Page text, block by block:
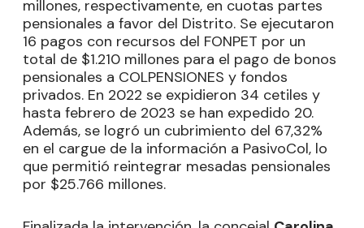
millones, respectivamente, en cuotas partes
pensionales a favor del Distrito. Se ejecutaron
16 pagos con recursos del FONPET por un
total de $1.210 millones para el pago de bonos
pensionales a COLPENSIONES y fondos
privados. En 2022 se expidieron 34 cetiles y
hasta febrero de 2023 se han expedido 20.
Además, se logró un cubrimiento del 67,32%
en el cargue de la información a PasivoCol, lo
que permitió reintegrar mesadas pensionales
por $25.766 millones.